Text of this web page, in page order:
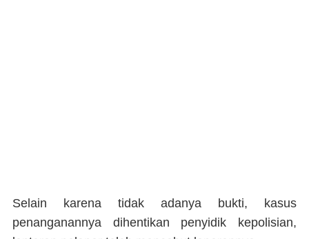
Selain karena tidak adanya bukti, kasus
penanganannya dihentikan penyidik kepolisian,